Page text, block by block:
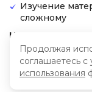
Изучение
сложному
Недостатки
Высокие цены
Есть
Продолжая
соглашаетесь с
использования